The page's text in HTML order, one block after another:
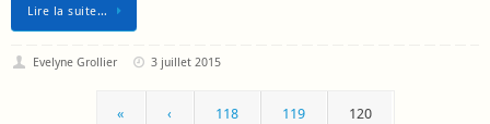
Lire la suite…
Evelyne Grollier 3 juillet 2015
« ‹ 118 119 120